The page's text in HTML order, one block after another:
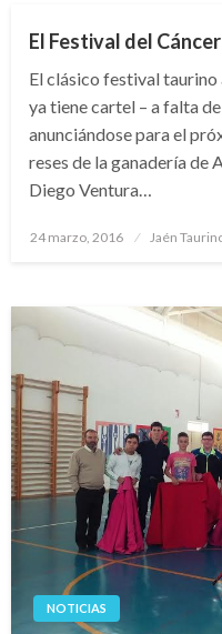
El Festival del
El clásico festival taurino
ya tiene cartel – a falta
anunciándose para el
reses de la ganadería de
Diego Ventura…
Publicado
24 marzo, 2016 Jaén
NOTICIAS